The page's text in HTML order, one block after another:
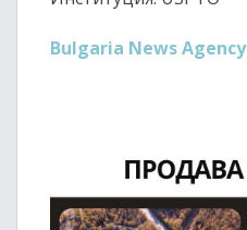
Bulgaria News Agency